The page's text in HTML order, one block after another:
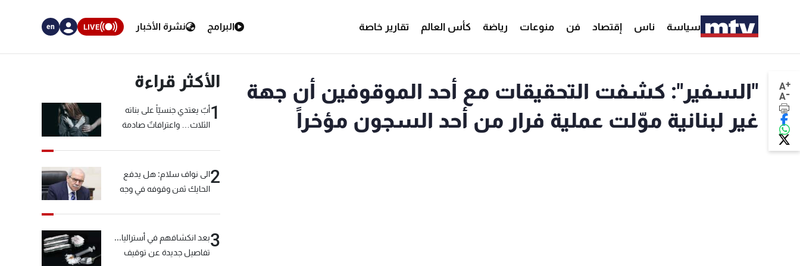
سياسة ناس إقتصاد فن منوعات رياضة كأس العالم تقارير خاصة البرامج نشرة الأخبار LIVE
en
A+
A-
"السفير": كشفت التحقيقات مع أحد الموقوفين أن جهة
غير لبنانية موّلت عملية فرار من أحد السجون مؤخراً
الأكثر قراءة
1أبٌ يعتدي جنسيّاً على بناته
الثلاث… واعترافاتٌ صادمة
2الى نواف سلام: هل يدفع
الحايك ثمن وقوفه في وجه
3بعد انكشافهم في أستراليا...
تفاصيل جديدة عن توقيف